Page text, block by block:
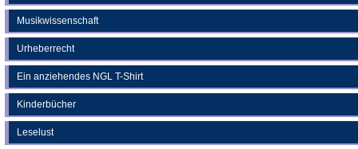
Musikwissenschaft
Urheberrecht
Ein anziehendes NGL T-Shirt
Kinderbücher
Leselust